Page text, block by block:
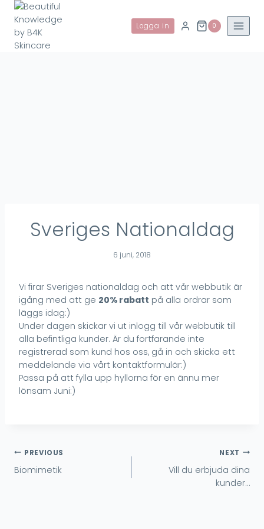
Skip
content
Logga in 0
Sveriges Nationaldag
6 juni, 2018
Vi firar Sveriges nationaldag och att vår webbutik är
igång med att ge 20% rabatt på alla ordrar som
läggs idag:)
Under dagen skickar vi ut inlogg till vår webbutik till
alla befintliga kunder. Är du fortfarande inte
registrerad som kund hos oss, gå in och skicka ett
meddelande via vårt kontaktformulär:)
Passa på att fylla upp hyllorna för en ännu mer
lönsam Juni:)
Inläggsnavigering
PREVIOUS
Biomimetik
NEXT
Vill du erbjuda dina
kunder…